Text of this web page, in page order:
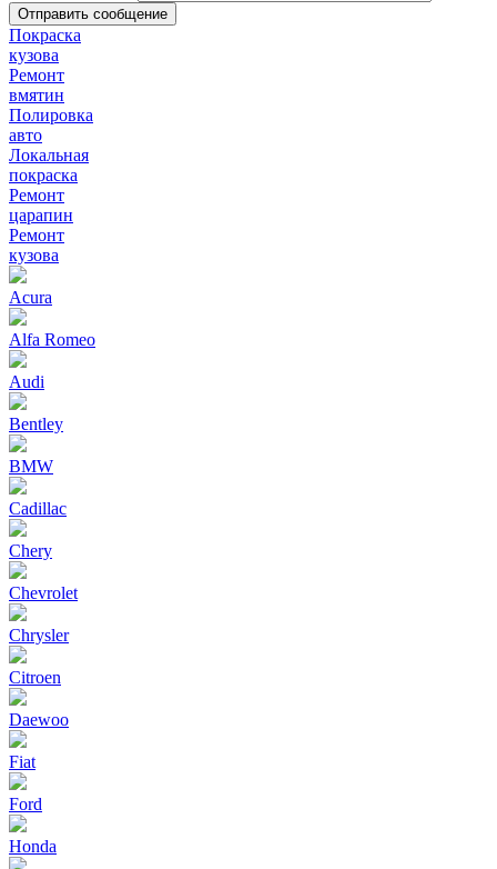
Покраска
кузова
Ремонт
вмятин
Полировка
авто
Локальная
покраска
Ремонт
царапин
Ремонт
кузова
Acura
Alfa Romeo
Audi
Bentley
BMW
Cadillac
Chery
Chevrolet
Chrysler
Citroen
Daewoo
Fiat
Ford
Honda